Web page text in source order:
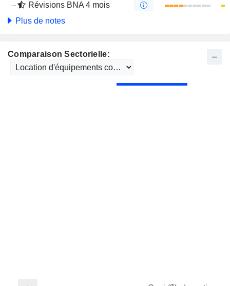
Révisions BNA 4 mois
Plus de notes
Comparaison Sectorielle: